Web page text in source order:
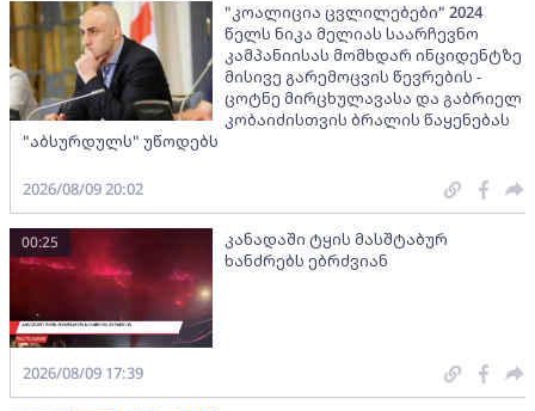
"კოალიცია ცვლილებები" 2024
წელს ნიკა მელიას საარჩევნო
კამპანიისას მომხდარ ინციდენტზე
მისივე გარემოცვის წევრების -
ცოტნე მირცხულავასა და გაბრიელ
კობაიძისთვის ბრალის წაყენებას
"აბსურდულს" უწოდებს
2026/08/09 20:02
კანადაში ტყის მასშტაბურ
ხანძრებს ებრძვიან
00:25
2026/08/09 17:39